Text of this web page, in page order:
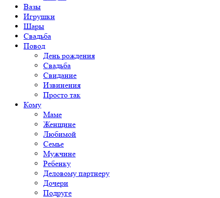
Вазы
Игрушки
Шары
Свадьба
Повод
День рождения
Свадьба
Свидание
Извинения
Просто так
Кому
Маме
Женщине
Любимой
Семье
Мужчине
Ребенку
Деловому партнеру
Дочери
Подруге